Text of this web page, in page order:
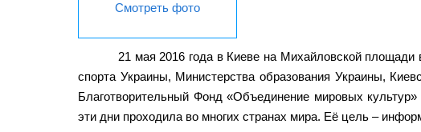
Смотреть фото
21 мая 2016 года в Киеве на Михайловской
спорта Украины, Министерства образования Украины,
Благотворительный Фонд «Объединение мировых
эти дни проходила во многих странах мира. Её цель –